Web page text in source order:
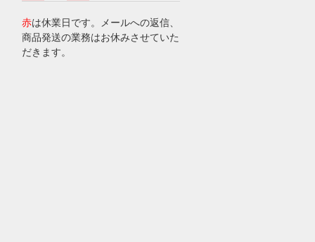
赤は休業日です。メールへの返信、
商品発送の業務はお休みさせていた
だきます。